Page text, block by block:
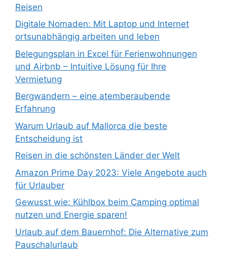
Reisen
Digitale Nomaden: Mit Laptop und Internet
ortsunabhängig arbeiten und leben
Belegungsplan in Excel für Ferienwohnungen
und Airbnb – Intuitive Lösung für Ihre
Vermietung
Bergwandern – eine atemberaubende
Erfahrung
Warum Urlaub auf Mallorca die beste
Entscheidung ist
Reisen in die schönsten Länder der Welt
Amazon Prime Day 2023: Viele Angebote auch
für Urlauber
Gewusst wie: Kühlbox beim Camping optimal
nutzen und Energie sparen!
Urlaub auf dem Bauernhof: Die Alternative zum
Pauschalurlaub